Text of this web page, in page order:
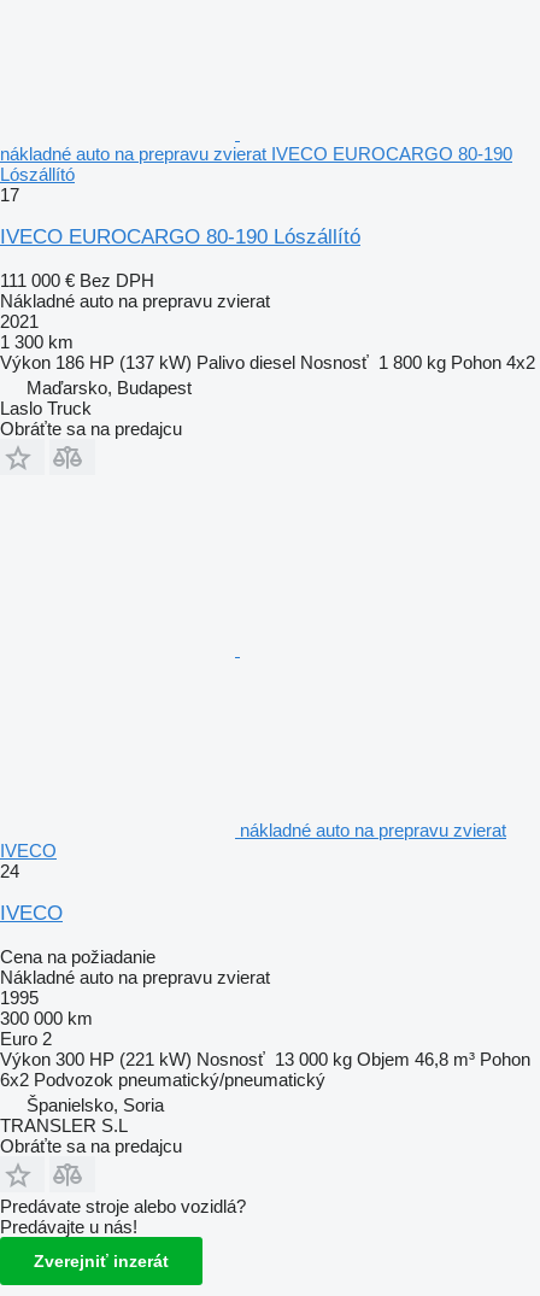
nákladné auto na prepravu zvierat IVECO EUROCARGO 80-190
Lószállító
17
IVECO EUROCARGO 80-190 Lószállító
111 000 € Bez DPH
Nákladné auto na prepravu zvierat
2021
1 300 km
Výkon 186 HP (137 kW) Palivo diesel Nosnosť 1 800 kg Pohon 4x2
Maďarsko, Budapest
Laslo Truck
Obráťte sa na predajcu
nákladné auto na prepravu zvierat
IVECO
24
IVECO
Cena na požiadanie
Nákladné auto na prepravu zvierat
1995
300 000 km
Euro 2
Výkon 300 HP (221 kW) Nosnosť 13 000 kg Objem 46,8 m³ Pohon
6x2 Podvozok pneumatický/pneumatický
Španielsko, Soria
TRANSLER S.L
Obráťte sa na predajcu
Predávate stroje alebo vozidlá?
Predávajte u nás!
Zverejniť inzerát